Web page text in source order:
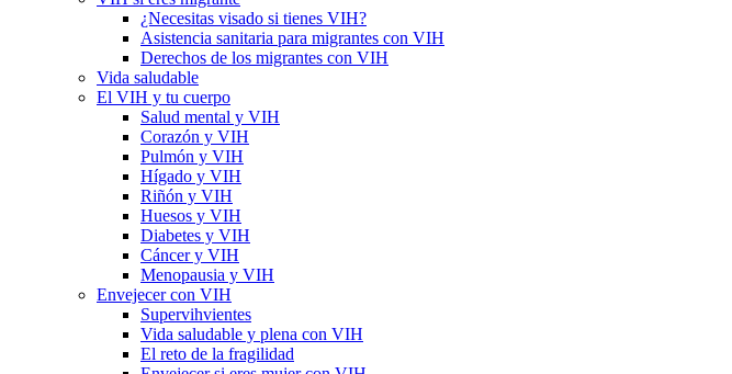
¿Necesitas visado si tienes VIH?
Asistencia sanitaria para migrantes con VIH
Derechos de los migrantes con VIH
Vida saludable
El VIH y tu cuerpo
Salud mental y VIH
Corazón y VIH
Pulmón y VIH
Hígado y VIH
Riñón y VIH
Huesos y VIH
Diabetes y VIH
Cáncer y VIH
Menopausia y VIH
Envejecer con VIH
Supervihvientes
Vida saludable y plena con VIH
El reto de la fragilidad